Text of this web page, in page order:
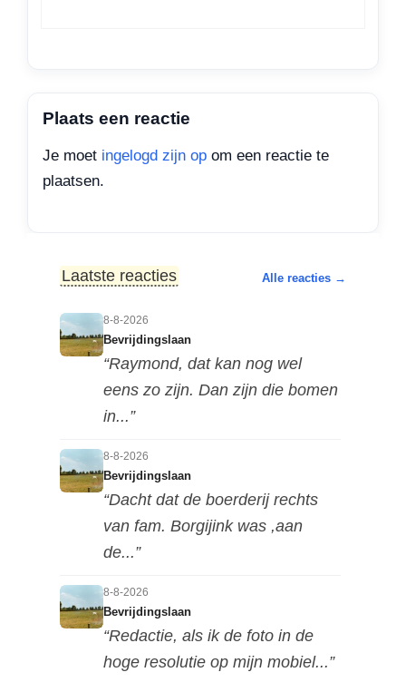
Plaats een reactie
Je moet ingelogd zijn op om een reactie te
plaatsen.
Laatste reacties Alle reacties →
8-8-2026
Bevrijdingslaan
“Raymond, dat kan nog wel
eens zo zijn. Dan zijn die bomen
in...”
8-8-2026
Bevrijdingslaan
“Dacht dat de boerderij rechts
van fam. Borgijink was ,aan
de...”
8-8-2026
Bevrijdingslaan
“Redactie, als ik de foto in de
hoge resolutie op mijn mobiel...”